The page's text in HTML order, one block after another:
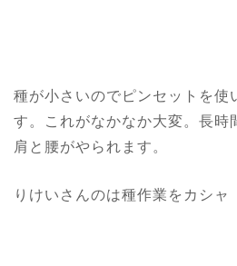
種が小さいのでピンセットを使
す。これがなかなか大変。長時
肩と腰がやられます。
りけいさんのは種作業をカシャ